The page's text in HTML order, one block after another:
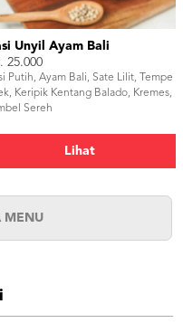
Unyil Ayam Bali
25.000
Putih, Ayam Bali, Sate Lilit, Tempe
Keripik Kentang Balado, Kremes,
Sereh
Lihat
MENU